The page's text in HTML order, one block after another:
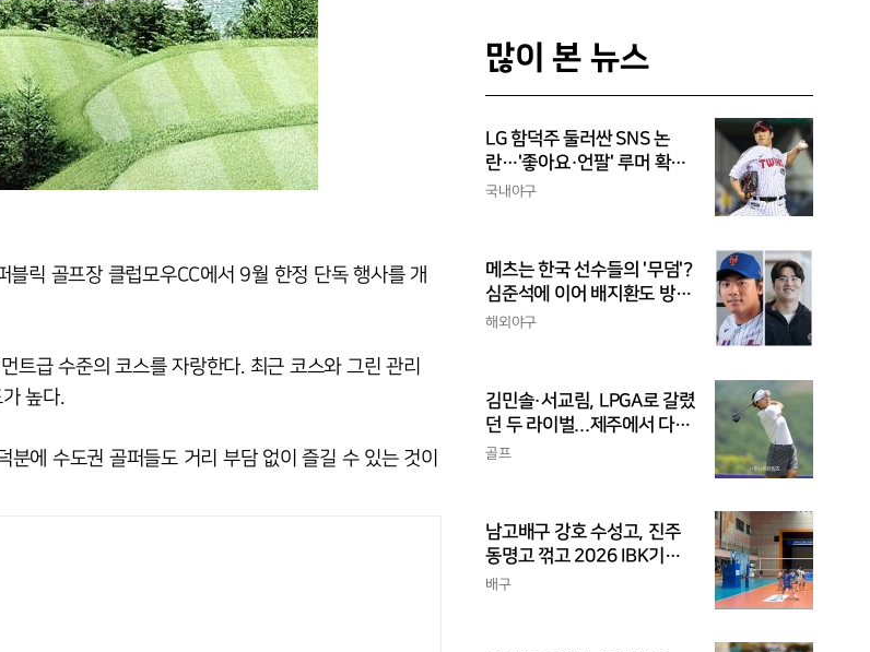
릭 골프장 클럽모우CC에서 9월 한정 단독 행사를 개
트급 수준의 코스를 자랑한다. 최근 코스와 그린 관리
높다.
에 수도권 골퍼들도 거리 부담 없이 즐길 수 있는 것이
많이 본 뉴스
LG 함덕주 둘러싼 SNS 논
란…'좋아요·언팔' 루머 확산,
과거의 아픔까지 소환됐다
국내야구
메츠는 한국 선수들의 '무덤'?
심준석에 이어 배지환도 방
출...심준석은 이미 귀국, 배
해외야구
김민솔·서교림, LPGA로 갈렸
던 두 라이벌...제주에서 다시
만난다
골프
남고배구 강호 수성고, 진주
동명고 꺾고 2026 IBK기업
은행배 전국중고배구대회 4
배구